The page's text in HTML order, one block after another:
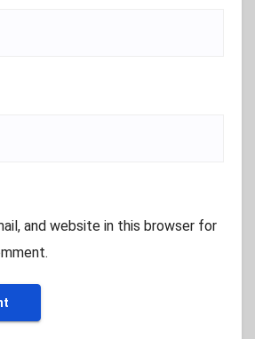
and website in this browser for